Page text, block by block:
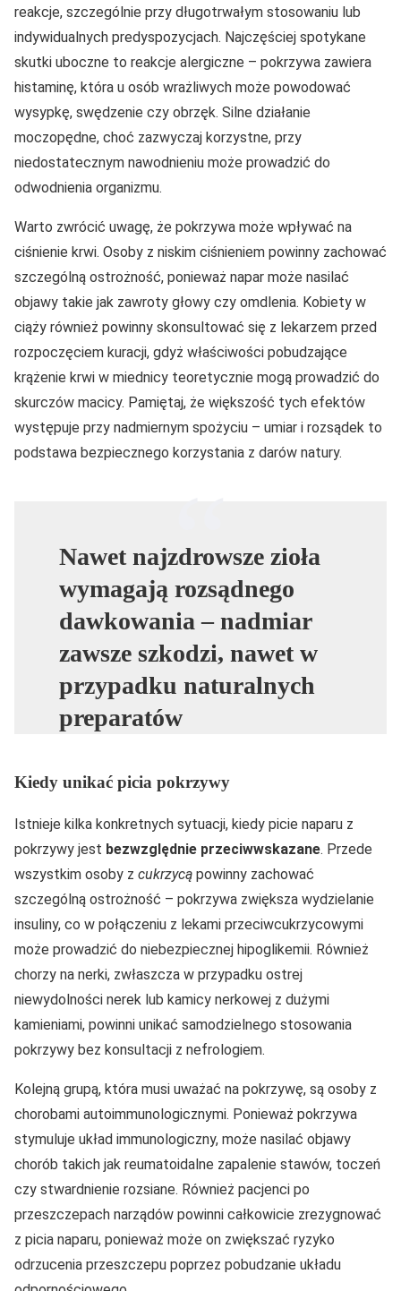
reakcje, szczególnie przy długotrwałym stosowaniu lub
indywidualnych predyspozycjach. Najczęściej spotykane
skutki uboczne to reakcje alergiczne – pokrzywa zawiera
histaminę, która u osób wrażliwych może powodować
wysypkę, swędzenie czy obrzęk. Silne działanie
moczopędne, choć zazwyczaj korzystne, przy
niedostatecznym nawodnieniu może prowadzić do
odwodnienia organizmu.
Warto zwrócić uwagę, że pokrzywa może wpływać na
ciśnienie krwi. Osoby z niskim ciśnieniem powinny zachować
szczególną ostrożność, ponieważ napar może nasilać
objawy takie jak zawroty głowy czy omdlenia. Kobiety w
ciąży również powinny skonsultować się z lekarzem przed
rozpoczęciem kuracji, gdyż właściwości pobudzające
krążenie krwi w miednicy teoretycznie mogą prowadzić do
skurczów macicy. Pamiętaj, że większość tych efektów
występuje przy nadmiernym spożyciu – umiar i rozsądek to
podstawa bezpiecznego korzystania z darów natury.
Nawet najzdrowsze zioła
wymagają rozsądnego
dawkowania – nadmiar
zawsze szkodzi, nawet w
przypadku naturalnych
preparatów
Kiedy unikać picia pokrzywy
Istnieje kilka konkretnych sytuacji, kiedy picie naparu z
pokrzywy jest bezwzględnie przeciwwskazane. Przede
wszystkim osoby z cukrzycą powinny zachować
szczególną ostrożność – pokrzywa zwiększa wydzielanie
insuliny, co w połączeniu z lekami przeciwcukrzycowymi
może prowadzić do niebezpiecznej hipoglikemii. Również
chorzy na nerki, zwłaszcza w przypadku ostrej
niewydolności nerek lub kamicy nerkowej z dużymi
kamieniami, powinni unikać samodzielnego stosowania
pokrzywy bez konsultacji z nefrologiem.
Kolejną grupą, która musi uważać na pokrzywę, są osoby z
chorobami autoimmunologicznymi. Ponieważ pokrzywa
stymuluje układ immunologiczny, może nasilać objawy
chorób takich jak reumatoidalne zapalenie stawów, toczeń
czy stwardnienie rozsiane. Również pacjenci po
przeszczepach narządów powinni całkowicie zrezygnować
z picia naparu, ponieważ może on zwiększać ryzyko
odrzucenia przeszczepu poprzez pobudzanie układu